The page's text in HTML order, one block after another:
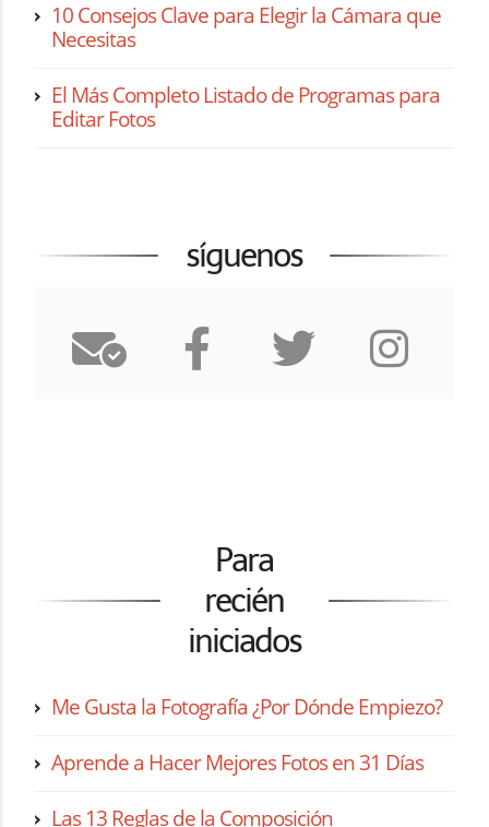
10 Consejos Clave para Elegir la Cámara que
Necesitas
El Más Completo Listado de Programas para
Editar Fotos
síguenos
Para
recién
iniciados
Me Gusta la Fotografía ¿Por Dónde Empiezo?
Aprende a Hacer Mejores Fotos en 31 Días
Las 13 Reglas de la Composición